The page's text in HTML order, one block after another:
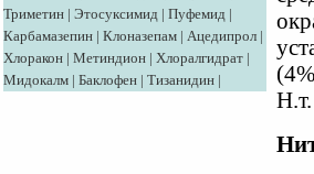
Триметин | Этосуксимид | Пуфемид |
Карбамазепин | Клоназепам | Ацедипрол |
Хлоракон | Метиндион | Хлоралгидрат |
Мидокалм | Баклофен | Тизанидин |